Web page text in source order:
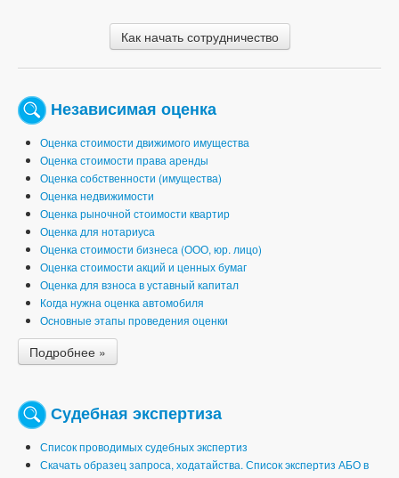
Как начать сотрудничество
Независимая оценка
Оценка стоимости движимого имущества
Оценка стоимости права аренды
Оценка собственности (имущества)
Оценка недвижимости
Оценка рыночной стоимости квартир
Оценка для нотариуса
Оценка стоимости бизнеса (ООО, юр. лицо)
Оценка стоимости акций и ценных бумаг
Оценка для взноса в уставный капитал
Когда нужна оценка автомобиля
Основные этапы проведения оценки
Подробнее »
Судебная экспертиза
Список проводимых судебных экспертиз
Скачать образец запроса, ходатайства. Список экспертиз АБО в